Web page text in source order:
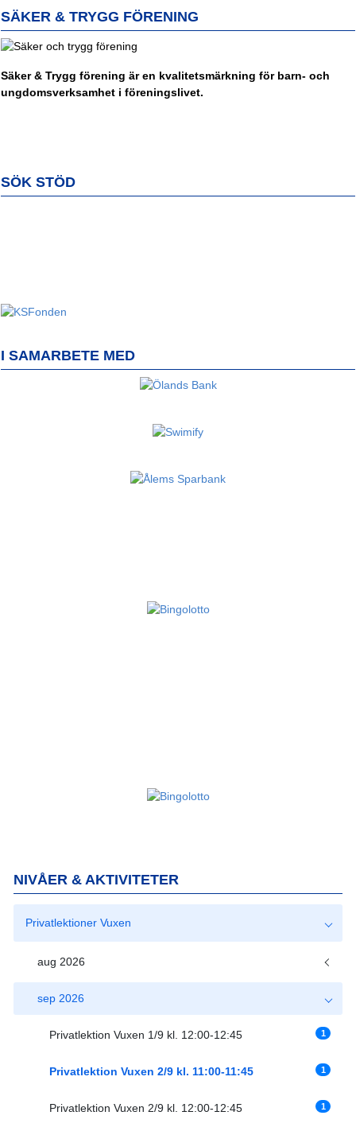
SÄKER & TRYGG FÖRENING
Säker & Trygg förening är en kvalitetsmärkning för barn- och
ungdomsverksamhet i föreningslivet.
SÖK STÖD
I SAMARBETE MED
NIVÅER & AKTIVITETER
Privatlektioner Vuxen
aug 2026
sep 2026
Privatlektion Vuxen 1/9 kl. 12:00-12:45 1
Privatlektion Vuxen 2/9 kl. 11:00-11:45 1
Privatlektion Vuxen 2/9 kl. 12:00-12:45 1